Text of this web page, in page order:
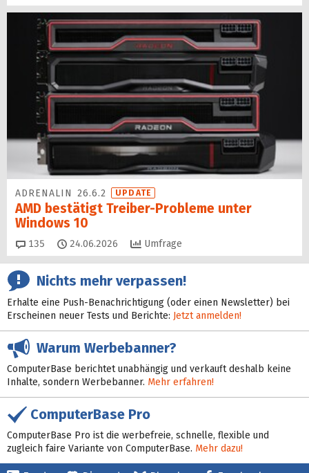
ADRENALIN 26.6.2 UPDATE
AMD bestätigt Treiber-Probleme unter
Windows 10
135 Kommentare
24.06.2026 Umfrage
Nichts mehr verpassen!
Erhalte eine Push-Benachrichtigung (oder einen Newsletter) bei
Erscheinen neuer Tests und Berichte: Jetzt anmelden!
Warum Werbebanner?
ComputerBase berichtet unabhängig und verkauft deshalb keine
Inhalte, sondern Werbebanner. Mehr erfahren!
ComputerBase Pro
ComputerBase Pro ist die werbefreie, schnelle, flexible und
zugleich faire Variante von ComputerBase. Mehr dazu!